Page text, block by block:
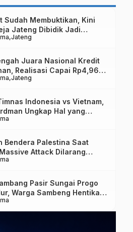
Jateng
Sudah Membuktikan, Kini
Jateng Dibidik Jadi
Nasional
Jateng
Juara Nasional Kredit
Realisasi Capai Rp4,96
Indonesia vs Vietnam,
Ungkap Hal yang
Bendera Palestina Saat
Attack Dilarang
Lagi
Pasir Sungai Progo
Warga Sambeng Hentikan
dan Usir Truk